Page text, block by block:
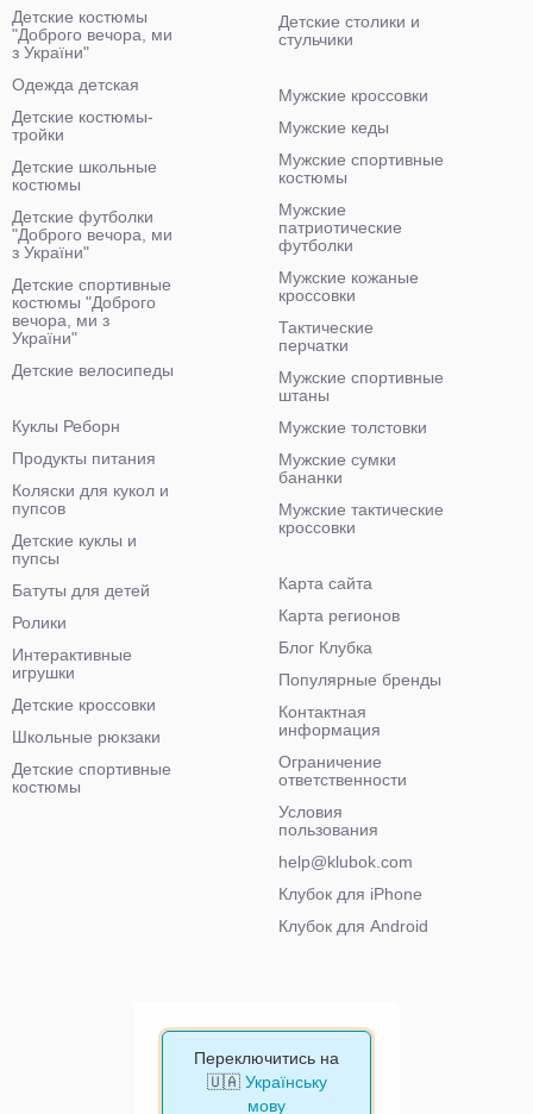
Детские столики и
стульчики
Детские костюмы
"Доброго вечора, ми
з України"
Одежда детская
Детские костюмы-
тройки
Детские школьные
костюмы
Детские футболки
"Доброго вечора, ми
з України"
Детские спортивные
костюмы "Доброго
вечора, ми з
України"
Детские велосипеды
Мужские кроссовки
Мужские кеды
Мужские спортивные
костюмы
Мужские
патриотические
футболки
Мужские кожаные
кроссовки
Тактические
перчатки
Мужские спортивные
штаны
Мужские толстовки
Мужские сумки
бананки
Мужские тактические
кроссовки
Куклы Реборн
Продукты питания
Коляски для кукол и
пупсов
Детские куклы и
пупсы
Батуты для детей
Ролики
Интерактивные
игрушки
Детские кроссовки
Школьные рюкзаки
Детские спортивные
костюмы
Карта сайта
Карта регионов
Блог Клубка
Популярные бренды
Контактная
информация
Ограничение
ответственности
Условия
пользования
help@klubok.com
Клубок для iPhone
Клубок для Android
Переключитись на
🇺🇦 Українську
мову